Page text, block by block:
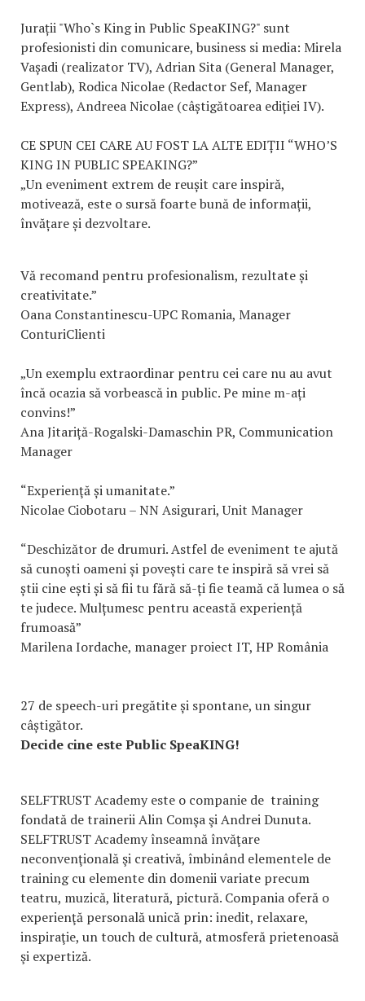
Jurații "Who`s King in Public SpeaKING?" sunt
profesionisti din comunicare, business si media: Mirela
Vașadi (realizator TV), Adrian Sita (General Manager,
Gentlab), Rodica Nicolae (Redactor Sef, Manager
Express), Andreea Nicolae (câștigătoarea ediției IV).
CE SPUN CEI CARE AU FOST LA ALTE EDIȚII “WHO’S
KING IN PUBLIC SPEAKING?”
„Un eveniment extrem de reușit care inspiră,
motivează, este o sursă foarte bună de informații,
învățare și dezvoltare.
Vă recomand pentru profesionalism, rezultate și
creativitate.”
Oana Constantinescu-UPC Romania, Manager
ConturiClienti
„Un exemplu extraordinar pentru cei care nu au avut
încă ocazia să vorbească in public. Pe mine m-ați
convins!”
Ana Jitariță-Rogalski-Damaschin PR, Communication
Manager
“Experienţă și umanitate.”
Nicolae Ciobotaru – NN Asigurari, Unit Manager
“Deschizător de drumuri. Astfel de eveniment te ajută
să cunoști oameni și povești care te inspiră să vrei să
știi cine ești și să fii tu fără să-ți fie teamă că lumea o să
te judece. Mulțumesc pentru această experiență
frumoasă”
Marilena Iordache, manager proiect IT, HP România
27 de speech-uri pregătite și spontane, un singur
câștigător.
Decide cine este Public SpeaKING!
SELFTRUST Academy este o companie de training
fondată de trainerii Alin Comşa şi Andrei Dunuta.
SELFTRUST Academy înseamnă învăţare
neconvenţională şi creativă, îmbinând elementele de
training cu elemente din domenii variate precum
teatru, muzică, literatură, pictură. Compania oferă o
experienţă personală unică prin: inedit, relaxare,
inspiraţie, un touch de cultură, atmosferă prietenoasă
şi expertiză.